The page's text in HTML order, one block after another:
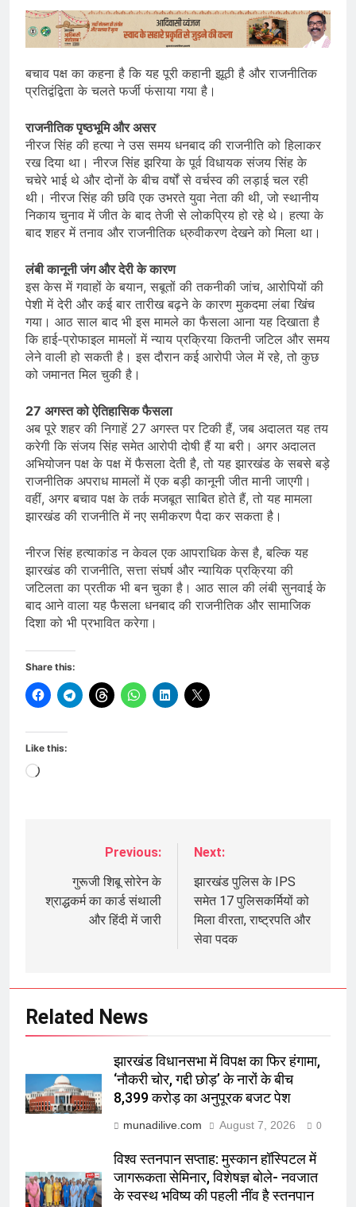
बचाव पक्ष का कहना है कि यह पूरी कहानी झूठी है और राजनीतिक
प्रतिद्वंद्विता के चलते फर्जी फंसाया गया है।
राजनीतिक पृष्ठभूमि और असर
नीरज सिंह की हत्या ने उस समय धनबाद की राजनीति को हिलाकर
रख दिया था। नीरज सिंह झरिया के पूर्व विधायक संजय सिंह के
चचेरे भाई थे और दोनों के बीच वर्षों से वर्चस्व की लड़ाई चल रही
थी। नीरज सिंह की छवि एक उभरते युवा नेता की थी, जो स्थानीय
निकाय चुनाव में जीत के बाद तेजी से लोकप्रिय हो रहे थे। हत्या के
बाद शहर में तनाव और राजनीतिक ध्रुवीकरण देखने को मिला था।
लंबी कानूनी जंग और देरी के कारण
इस केस में गवाहों के बयान, सबूतों की तकनीकी जांच, आरोपियों की
पेशी में देरी और कई बार तारीख बढ़ने के कारण मुकदमा लंबा खिंच
गया। आठ साल बाद भी इस मामले का फैसला आना यह दिखाता है
कि हाई-प्रोफाइल मामलों में न्याय प्रक्रिया कितनी जटिल और समय
लेने वाली हो सकती है। इस दौरान कई आरोपी जेल में रहे, तो कुछ
को जमानत मिल चुकी है।
27 अगस्त को ऐतिहासिक फैसला
अब पूरे शहर की निगाहें 27 अगस्त पर टिकी हैं, जब अदालत यह तय
करेगी कि संजय सिंह समेत आरोपी दोषी हैं या बरी। अगर अदालत
अभियोजन पक्ष के पक्ष में फैसला देती है, तो यह झारखंड के सबसे बड़े
राजनीतिक अपराध मामलों में एक बड़ी कानूनी जीत मानी जाएगी।
वहीं, अगर बचाव पक्ष के तर्क मजबूत साबित होते हैं, तो यह मामला
झारखंड की राजनीति में नए समीकरण पैदा कर सकता है।
नीरज सिंह हत्याकांड न केवल एक आपराधिक केस है, बल्कि यह
झारखंड की राजनीति, सत्ता संघर्ष और न्यायिक प्रक्रिया की
जटिलता का प्रतीक भी बन चुका है। आठ साल की लंबी सुनवाई के
बाद आने वाला यह फैसला धनबाद की राजनीतिक और सामाजिक
दिशा को भी प्रभावित करेगा।
Share this:
Like this:
Loading…
navigation
Previous:
गुरूजी शिबू सोरेन के
श्राद्धकर्म का कार्ड संथाली
और हिंदी में जारी
Next:
झारखंड पुलिस के IPS
समेत 17 पुलिसकर्मियों को
मिला वीरता, राष्ट्रपति और
सेवा पदक
Related News
झारखंड विधानसभा में विपक्ष का फिर हंगामा,
‘नौकरी चोर, गद्दी छोड़’ के नारों के बीच
8,399 करोड़ का अनुपूरक बजट पेश
munadilive.com August 7, 2026 0
विश्व स्तनपान सप्ताह: मुस्कान हॉस्पिटल में
जागरूकता सेमिनार, विशेषज्ञ बोले- नवजात
के स्वस्थ भविष्य की पहली नींव है स्तनपान